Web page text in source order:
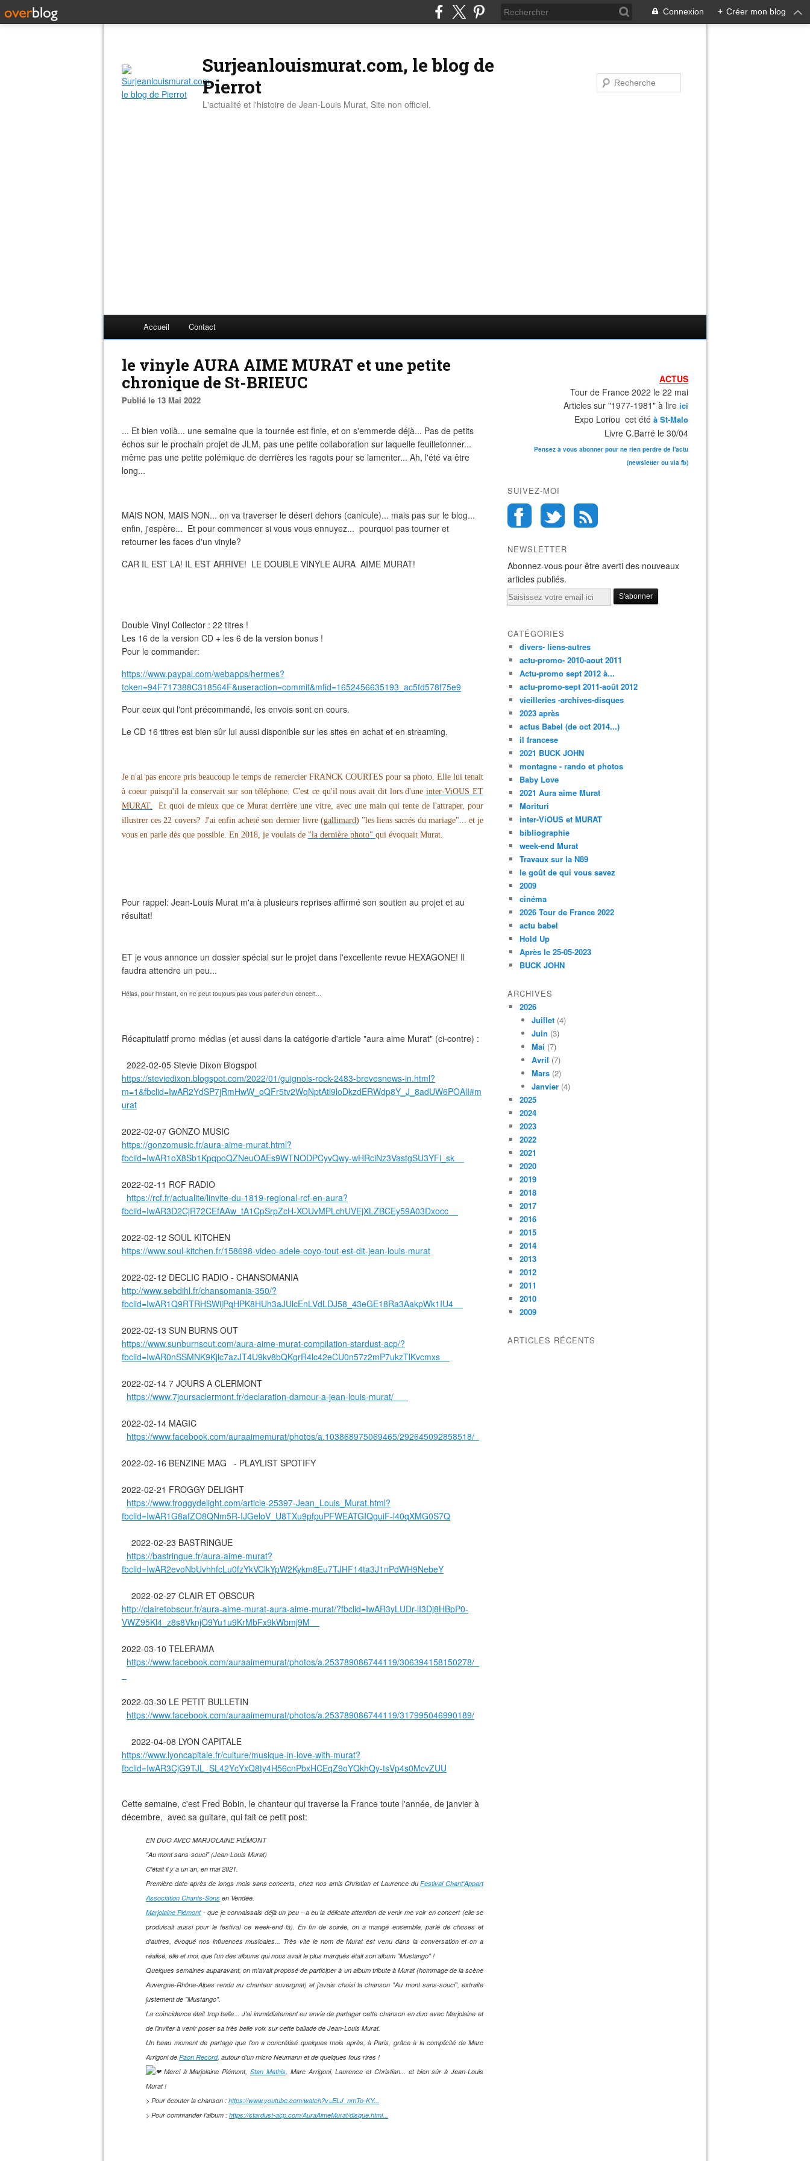
Connexion + Créer mon blog
Surjeanlouismurat.com, le blog de
Pierrot
L'actualité et l'histoire de Jean-Louis Murat, Site non officiel.
Accueil Contact
le vinyle AURA AIME MURAT et une petite
chronique de St-BRIEUC
Publié le 13 Mai 2022
... Et bien voilà... une semaine que la tournée est finie, et on s'emmerde déjà... Pas de petits
échos sur le prochain projet de JLM, pas une petite collaboration sur laquelle feuilletonner...
même pas une petite polémique de derrières les ragots pour se lamenter... Ah, l'été va être
long...
MAIS NON, MAIS NON... on va traverser le désert dehors (canicule)... mais pas sur le blog...
enfin, j'espère... Et pour commencer si vous vous ennuyez... pourquoi pas tourner et
retourner les faces d'un vinyle?
CAR IL EST LA! IL EST ARRIVE! LE DOUBLE VINYLE AURA AIME MURAT!
Double Vinyl Collector : 22 titres !
Les 16 de la version CD + les 6 de la version bonus !
Pour le commander:
https://www.paypal.com/webapps/hermes?
token=94F717388C318564F&useraction=commit&mfid=1652456635193_ac5fd578f75e9
Pour ceux qui l'ont précommandé, les envois sont en cours.
Le CD 16 titres est bien sûr lui aussi disponible sur les sites en achat et en streaming.
Je n'ai pas encore pris beaucoup le temps de remercier FRANCK COURTES pour sa photo. Elle lui tenait
à coeur puisqu'il la conservait sur son téléphone. C'est ce qu'il nous avait dit lors d'uneinter-ViOUS ET
MURAT. Et quoi de mieux que ce Murat derrière une vitre, avec une main qui tente de l'attraper, pour
illustrer ces 22 covers? J'ai enfin acheté son dernier livre (gallimard) "les liens sacrés du mariage"... et je
vous en parle dès que possible. En 2018, je voulais de "la dernière photo" qui évoquait Murat.
Pour rappel: Jean-Louis Murat m'a à plusieurs reprises affirmé son soutien au projet et au
résultat!
ET je vous annonce un dossier spécial sur le projet dans l'excellente revue HEXAGONE! Il
faudra attendre un peu...
Hélas, pour l'instant, on ne peut toujours pas vous parler d'un concert...
Récapitulatif promo médias (et aussi dans la catégorie d'article "aura aime Murat" (ci-contre) :
2022-02-05 Stevie Dixon Blogspot
https://steviedixon.blogspot.com/2022/01/guignols-rock-2483-brevesnews-in.html?
m=1&fbclid=IwAR2YdSP7jRmHwW_oQFr5tv2WqNptAtl9loDkzdERWdp8Y_J_8adUW6POAlI#m
urat
2022-02-07 GONZO MUSIC
https://gonzomusic.fr/aura-aime-murat.html?
fbclid=IwAR1oX8Sb1KpqpoQZNeuOAEs9WTNODPCyvQwy-wHRciNz3VastgSU3YFi_sk
2022-02-11 RCF RADIO
https://rcf.fr/actualite/linvite-du-1819-regional-rcf-en-aura?
fbclid=IwAR3D2CjR72CEfAAw_tA1CpSrpZcH-XOUvMPLchUVEjXLZBCEy59A03Dxocc
2022-02-12 SOUL KITCHEN
https://www.soul-kitchen.fr/158698-video-adele-coyo-tout-est-dit-jean-louis-murat
2022-02-12 DECLIC RADIO - CHANSOMANIA
http://www.sebdihl.fr/chansomania-350/?
fbclid=IwAR1Q9RTRHSWijPqHPK8HUh3aJUlcEnLVdLDJ58_43eGE18Ra3AakpWk1IU4
2022-02-13 SUN BURNS OUT
https://www.sunburnsout.com/aura-aime-murat-compilation-stardust-acp/?
fbclid=IwAR0nSSMNK9Kjlc7azJT4U9kv8bQKgrR4lc42eCU0n57z2mP7ukzTlKvcmxs
2022-02-14 7 JOURS A CLERMONT
https://www.7joursaclermont.fr/declaration-damour-a-jean-louis-murat/
2022-02-14 MAGIC
https://www.facebook.com/auraaimemurat/photos/a.103868975069465/292645092858518/
2022-02-16 BENZINE MAG - PLAYLIST SPOTIFY
2022-02-21 FROGGY DELIGHT
https://www.froggydelight.com/article-25397-Jean_Louis_Murat.html?
fbclid=IwAR1G8afZO8QNm5R-IJGeloV_U8TXu9pfpuPFWEATGIQguiF-l40qXMG0S7Q
2022-02-23 BASTRINGUE
https://bastringue.fr/aura-aime-murat?
fbclid=IwAR2evoNbUvhhfcLu0fzYkVClkYpW2Kykm8Eu7TJHF14ta3J1nPdWH9NebeY
2022-02-27 CLAIR ET OBSCUR
http://clairetobscur.fr/aura-aime-murat-aura-aime-murat/?fbclid=IwAR3yLUDr-lI3Dj8HBpP0-
VWZ95Kl4_z8s8VknjO9Yu1u9KrMbFx9kWbmj9M
2022-03-10 TELERAMA
https://www.facebook.com/auraaimemurat/photos/a.253789086744119/306394158150278/
2022-03-30 LE PETIT BULLETIN
https://www.facebook.com/auraaimemurat/photos/a.253789086744119/317995046990189/
2022-04-08 LYON CAPITALE
https://www.lyoncapitale.fr/culture/musique-in-love-with-murat?
fbclid=IwAR3CjG9TJL_SL42YcYxQ8ty4H56cnPbxHCEqZ9oYQkhQy-tsVp4s0McvZUU
Cette semaine, c'est Fred Bobin, le chanteur qui traverse la France toute l'année, de janvier à
décembre, avec sa guitare, qui fait ce petit post:
EN DUO AVEC MARJOLAINE PIÉMONT
"Au mont sans-souci" (Jean-Louis Murat)
C'était il y a un an, en mai 2021.
Première date après de longs mois sans concerts, chez nos amis Christian et Laurence duFestival Chant'Appart
Association Chants-Sons en Vendée.
Marjolaine Piémont- que je connaissais déjà un peu - a eu la délicate attention de venir me voir en concert (elle se
produisait aussi pour le festival ce week-end là). En fin de soirée, on a mangé ensemble, parlé de choses et
d'autres, évoqué nos influences musicales... Très vite le nom de Murat est venu dans la conversation et on a
réalisé, elle et moi, que l'un des albums qui nous avait le plus marqués était son album "Mustango" !
Quelques semaines auparavant, on m'avait proposé de participer à un album tribute à Murat (hommage de la scène
Auvergne-Rhône-Alpes rendu au chanteur auvergnat) et j'avais choisi la chanson "Au mont sans-souci", extraite
justement de "Mustango".
La coïncidence était trop belle... J'ai immédiatement eu envie de partager cette chanson en duo avec Marjolaine et
de l'inviter à venir poser sa très belle voix sur cette ballade de Jean-Louis Murat.
Un beau moment de partage que l'on a concrétisé quelques mois après, à Paris, grâce à la complicité de Marc
Arrigoni de Paon Record, autour d'un micro Neumann et de quelques fous rires !
Merci à Marjolaine Piémont,Stan Mathis, Marc Arrigoni, Laurence et Christian... et bien sûr à Jean-Louis
Murat !
> Pour écouter la chanson : https://www.youtube.com/watch?v=ELJ_nmTo-KY...
> Pour commander l’album : https://stardust-acp.com/AuraAimeMurat/disque.html...
ACTUS
Tour de France 2022 le 22 mai
Articles sur "1977-1981" à lire ici
Expo Loriou cet été à St-Malo
Livre C.Barré le 30/04
Pensez à vous abonner pour ne rien perdre de l'actu
(newsletter ou via fb)
SUIVEZ-MOI
NEWSLETTER
Abonnez-vous pour être averti des nouveaux
articles publiés.
Email
CATÉGORIES
divers- liens-autres
actu-promo- 2010-aout 2011
Actu-promo sept 2012 à...
actu-promo-sept 2011-août 2012
vieilleries -archives-disques
2023 après
actus Babel (de oct 2014...)
il francese
2021 BUCK JOHN
montagne - rando et photos
Baby Love
2021 Aura aime Murat
Morituri
inter-ViOUS et MURAT
bibliographie
week-end Murat
Travaux sur la N89
le goût de qui vous savez
2009
cinéma
2026 Tour de France 2022
actu babel
Hold Up
Après le 25-05-2023
BUCK JOHN
ARCHIVES
2026
Juillet (4)
Juin (3)
Mai (7)
Avril (7)
Mars (2)
Janvier (4)
2025
2024
2023
2022
2021
2020
2019
2018
2017
2016
2015
2014
2013
2012
2011
2010
2009
ARTICLES RÉCENTS